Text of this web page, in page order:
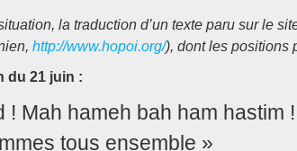
la traduction d’un texte paru sur le
http://www.hopoi.org/), dont les positions
du 21 juin :
Mah hameh bah ham hastim
tous ensemble »